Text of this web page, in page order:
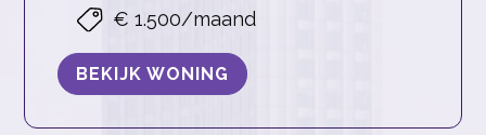
€ 1.500/maand
BEKIJK WONING